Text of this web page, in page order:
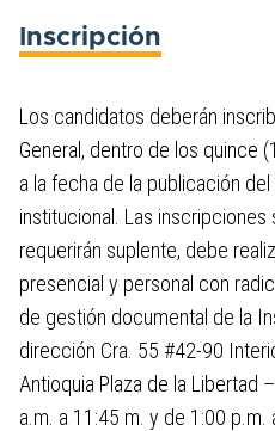
Inscripción
Los candidatos deberán
General, dentro de los quince
a la fecha de la publicación
institucional. Las inscripciones
requerirán suplente, debe
presencial y personal con
de gestión documental de la
dirección Cra. 55 #42-90
Antioquia Plaza de la Libertad
a.m. a 11:45 m. y de 1:00 p.m.